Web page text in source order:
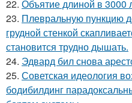
22. Объятие длиной в 3000
23. Плевральную пункцию
грудной стенкой
становится трудно дышать.
24. Эдвард бил снова
25. Советская идеология
бодибилдинг